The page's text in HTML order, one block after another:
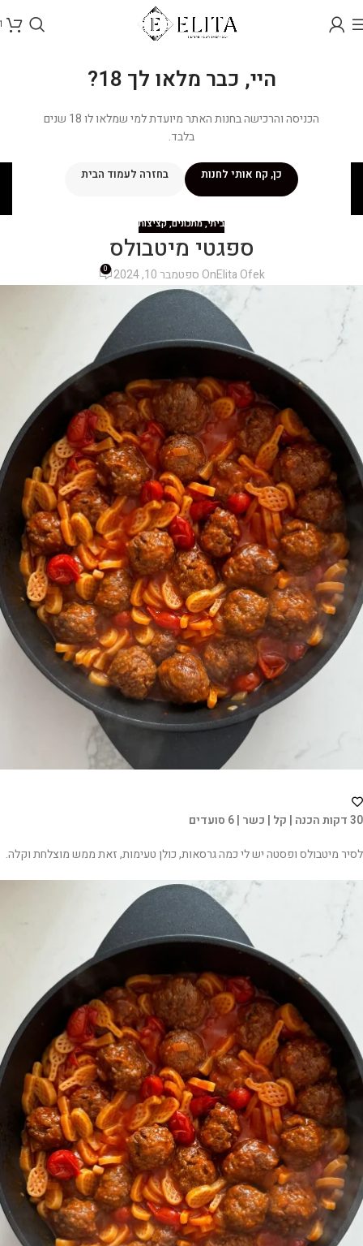
היי, כבר מלאו לך 18?
הכניסה והרכישה בחנות האתר מיועדת למי שמלאו לו 18 שנים
בלבד.
כן, קח אותי לחנות בחזרה לעמוד הביתבלוג
ביתי,מתכונים,קציצות
ספגטי מיטבולס
Elita OfekOn ספטמבר 10, 2024 0
30 דקות הכנה | קל | כשר | 6 סועדים
לסיר מיטבולס ופסטה יש לי כמה גרסאות, כולן טעימות, זאת ממש מוצלחת וקלה.